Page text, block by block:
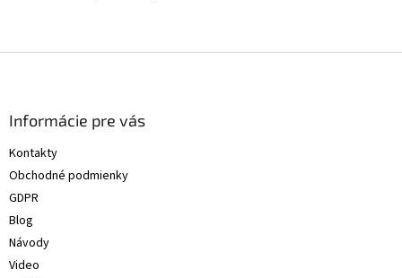
Informácie pre vás
Kontakty
Obchodné podmienky
GDPR
Blog
Návody
Video